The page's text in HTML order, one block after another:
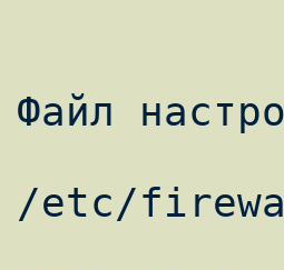
Файл
/etc/